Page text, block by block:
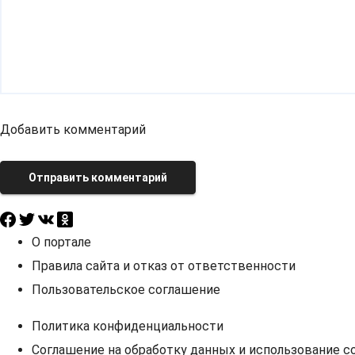
Добавить комментарий
Отправить комментарий
О портале
Правила сайта и отказ от ответственности
Пользовательское соглашение
Политика конфиденциальности
Соглашение на обработку данных и использование